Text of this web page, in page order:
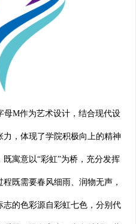
母M作为艺术设计，结合现代设
，体现了学院积极向上的精神
寓意以“彩虹”为桥，充分发挥
既需要春风细雨、润物无声，
的色彩源自彩虹七色，分别代